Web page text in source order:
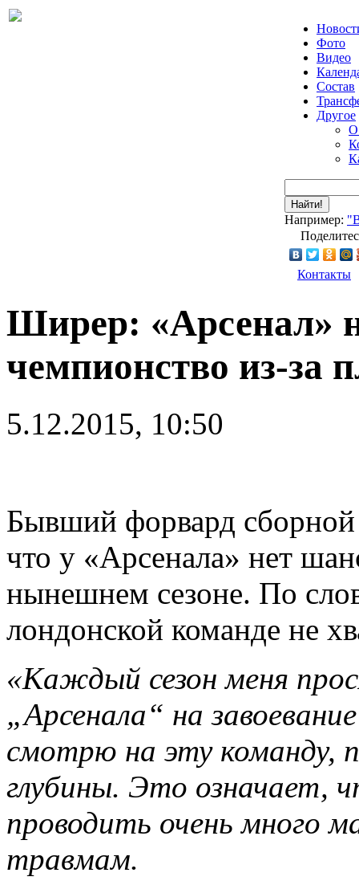
Фото
Видео
Состав
Другое
О
Найти!
Например:
Контакты
Ширер: «Арсенал»
чемпионство из-за
5.12.2015, 10:50
Бывший форвард
что у «Арсенала» нет
нынешнем сезоне. По
лондонской команде не
«Каждый сезон меня
„Арсенала“ на
смотрю на эту команду,
глубины. Это означает,
проводить очень много
травмам.